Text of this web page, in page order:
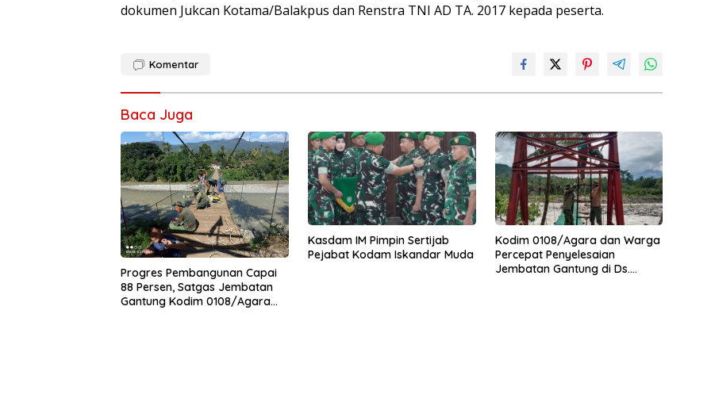
dokumen Jukcan Kotama/Balakpus dan Renstra TNI AD TA. 2017 kepada peserta.
Komentar
Baca Juga
Progres Pembangunan Capai
88 Persen, Satgas Jembatan
Gantung Kodim 0108/Agara
Kasdam IM Pimpin Sertijab
Pejabat Kodam Iskandar Muda
Kodim 0108/Agara dan Warga
Percepat Penyelesaian
Jembatan Gantung di Ds.